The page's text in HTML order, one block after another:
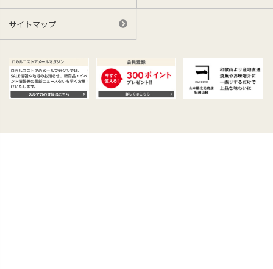
サイトマップ